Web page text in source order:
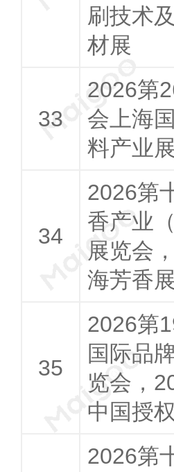
刷技术
材展
2026第
会上海
料产业展
2026第
香产业
展览会
海芳香展
2026第
国际品
览会，
中国授
2026第